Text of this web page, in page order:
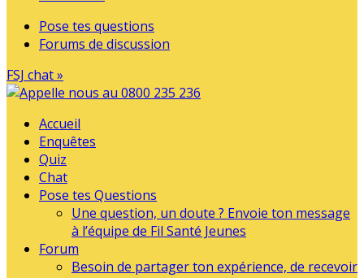
Pose tes questions
Forums de discussion
FSJ chat »
Accueil
Enquêtes
Quiz
Chat
Pose tes Questions
Une question, un doute ? Envoie ton message
à l’équipe de Fil Santé Jeunes
Forum
Besoin de partager ton expérience, de recevoir